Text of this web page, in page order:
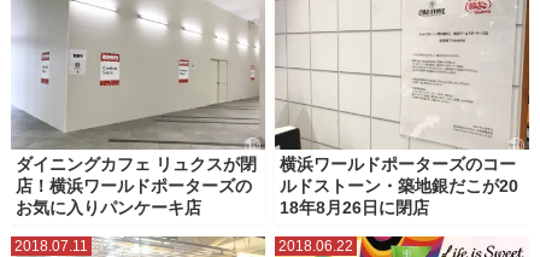
ダイニングカフェ リュクスが閉
店！横浜ワールドポーターズの
お気に入りパンケーキ店
横浜ワールドポーターズのコー
ルドストーン・築地銀だこが20
18年8月26日に閉店
2018.07.11 2018.06.22